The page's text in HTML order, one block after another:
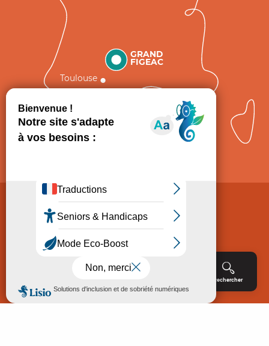
Rechercher
GRAND
FIGEAC
Toulouse
Politique de Protection des données
Accessibilité : non conforme